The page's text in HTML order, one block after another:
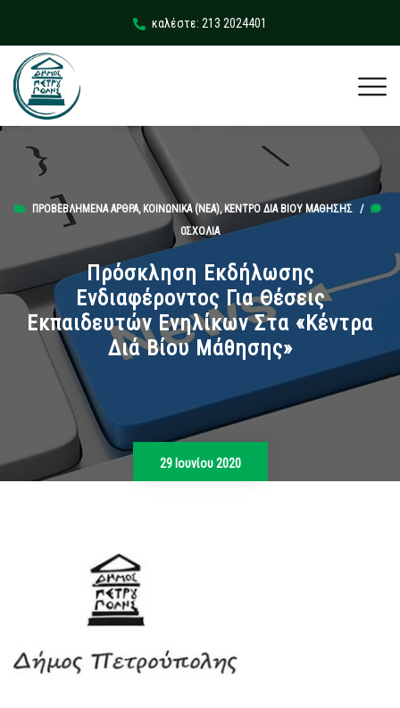
καλέστε: 213 2024401
ΠΡΟΒΕΒΛΗΜΈΝΑ ΆΡΘΡΑ, ΚΟΙΝΩΝΙΚΆ (ΝΕΑ),ΚΈΝΤΡΟ ΔΙΑ ΒΊΟΥ ΜΆΘΗΣΗΣ /
0ΣΧΌΛΙΑ
Πρόσκληση Εκδήλωσης
Ενδιαφέροντος Για Θέσεις
Εκπαιδευτών Ενηλίκων Στα «Κέντρα
Διά Βίου Μάθησης»
29 Ιουνίου 2020